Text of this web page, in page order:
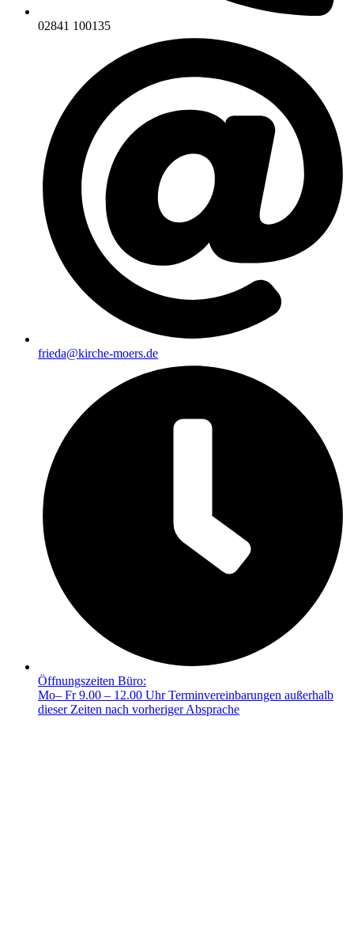
02841 100135
frieda@kirche-moers.de
Öffnungszeiten Büro:
Mo– Fr 9.00 – 12.00 Uhr Terminvereinbarungen außerhalb
dieser Zeiten nach vorheriger Absprache